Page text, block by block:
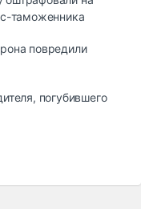
таможенника
повредили
погубившего